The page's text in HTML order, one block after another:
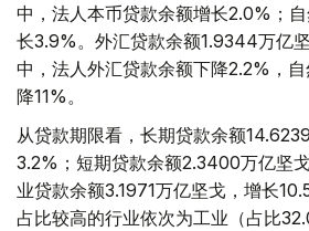
中，法人本币贷款余额增长2.0%；
长3.9%。外汇贷款余额1.9344万亿
中，法人外汇贷款余额下降2.2%，
降11%。
从贷款期限看，长期贷款余额
3.2%；短期贷款余额2.3400万亿坚
业贷款余额3.1971万亿坚戈，增长
占比较高的行业依次为工业（占比